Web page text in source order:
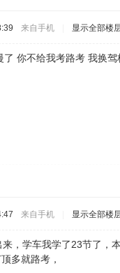
来自手机 显示全部楼
你不给我考路考 我换
来自手机 显示全部楼
，学车我学了23节了，
多就路考，